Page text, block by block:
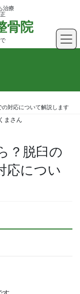
治療
骨院
対応について解説します
くまさん
？脱臼の
応につい